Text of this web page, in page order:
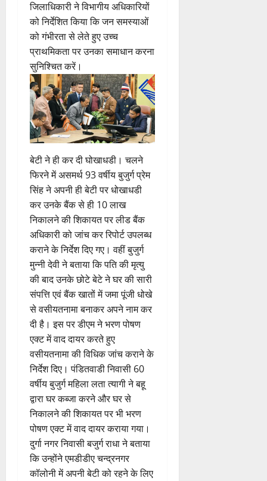
जिलाधिकारी ने विभागीय अधिकारियों
को निर्देशित किया कि जन समस्याओं
को गंभीरता से लेते हुए उच्च
प्राथमिकता पर उनका समाधान करना
सुनिश्चित करें।
बेटी ने ही कर दी घोखाधडी। चलने
फिरने में असमर्थ 93 वर्षीय बुजुर्ग प्रेम
सिंह ने अपनी ही बेटी पर धोखाधडी
कर उनके बैंक से ही 10 लाख
निकालने की शिकायत पर लीड बैंक
अधिकारी को जांच कर रिपोर्ट उपलब्ध
कराने के निर्देश दिए गए। वहीं बुजुर्ग
मुन्नी देवी ने बताया कि पति की मृत्यु
की बाद उनके छोटे बेटे ने घर की सारी
संपत्ति एवं बैंक खातों में जमा पूंजी धोखे
से वसीयतनामा बनाकर अपने नाम कर
दी है। इस पर डीएम ने भरण पोषण
एक्ट में वाद दायर करते हुए
वसीयतनामा की विधिक जांच कराने के
निर्देश दिए। पंडितवाडी निवासी 60
वर्षीय बुजुर्ग महिला लता त्यागी ने बहू
द्वारा घर कब्जा करने और घर से
निकालने की शिकायत पर भी भरण
पोषण एक्ट में वाद दायर कराया गया।
दुर्गा नगर निवासी बजुर्ग राधा ने बताया
कि उन्होंने एमडीडीए चन्द्रनगर
कॉलोनी में अपनी बेटी को रहने के लिए